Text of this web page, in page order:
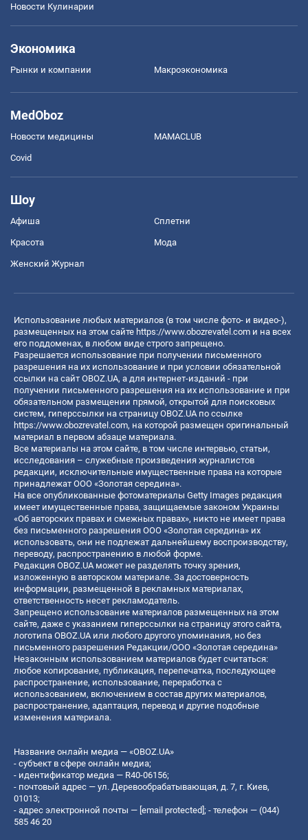
Новости Кулинарии
Экономика
Рынки и компании Mакроэкономика
MedOboz
Новости медицины MAMACLUB
Covid
Шоу
Афиша Сплетни
Красота Мода
Женский Журнал
Использование любых материалов (в том числе фото- и видео-),
размещенных на этом сайте https://www.obozrevatel.com и на всех
его поддоменах, в любом виде строго запрещено.
Разрешается использование при получении письменного
разрешения на их использование и при условии обязательной
ссылки на сайт OBOZ.UA, а для интернет-изданий - при
получении письменного разрешения на их использование и при
обязательном размещении прямой, открытой для поисковых
систем, гиперссылки на страницу OBOZ.UA по ссылке
https://www.obozrevatel.com, на которой размещен оригинальный
материал в первом абзаце материала.
Все материалы на этом сайте, в том числе интервью, статьи,
исследования – служебные произведения журналистов
редакции, исключительные имущественные права на которые
принадлежат ООО «Золотая середина».
На все опубликованные фотоматериалы Getty Images редакция
имеет имущественные права, защищаемые законом Украины
«Об авторских правах и смежных правах», никто не имеет права
без письменного разрешения ООО «Золотая середина» их
использовать, они не подлежат дальнейшему воспроизводству,
переводу, распространению в любой форме.
Редакция OBOZ.UA может не разделять точку зрения,
изложенную в авторском материале. За достоверность
информации, размещенной в рекламных материалах,
ответственность несет рекламодатель.
Запрещено использование материалов размещенных на этом
сайте, даже с указанием гиперссылки на страницу этого сайта,
логотипа OBOZ.UA или любого другого упоминания, но без
письменного разрешения Редакции/ООО «Золотая середина»
Незаконным использованием материалов будет считаться:
любое копирование, публикация, перепечатка, последующее
распространение, использование, переработка с
использованием, включением в состав других материалов,
распространение, адаптация, перевод и другие подобные
изменения материала.
Название онлайн медиа — «OBOZ.UA»
- субъект в сфере онлайн медиа;
- идентификатор медиа — R40-06156;
- почтовый адрес — ул. Деревообрабатывающая, д. 7, г. Киев,
01013;
- адрес электронной почты — [email protected]; - телефон — (044)
585 46 20